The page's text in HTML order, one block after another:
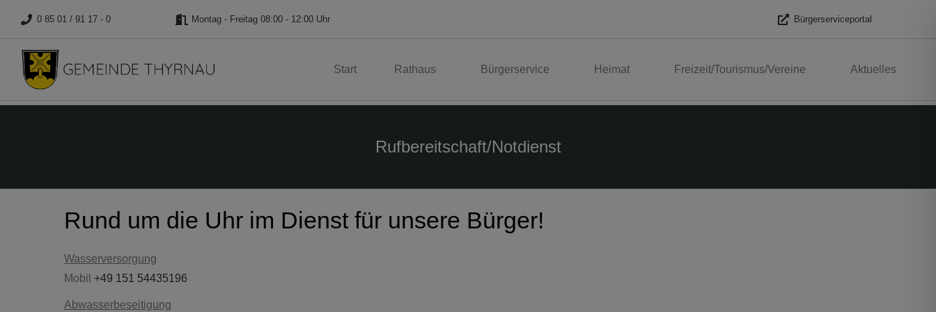
0 85 01 / 91 17 - 0 Montag - Freitag 08:00 - 12:00 Uhr Bürgerserviceportal
Start Rathaus Bürgerservice Heimat Freizeit/Tourismus/Vereine Aktuelles
Rufbereitschaft/Notdienst
Rund um die Uhr im Dienst für unsere Bürger!
Wasserversorgung
Mobil +49 151 54435196
Abwasserbeseitigung